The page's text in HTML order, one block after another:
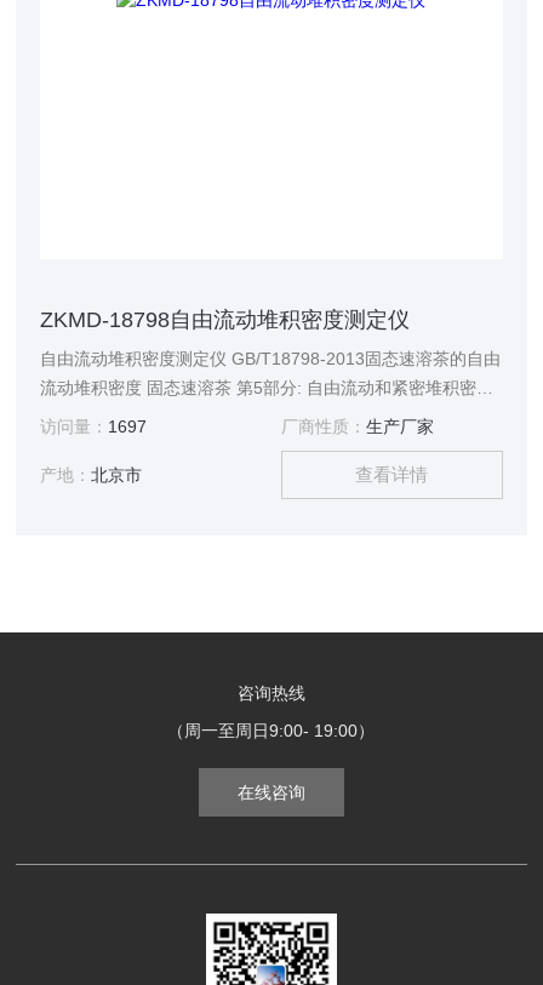
ZKMD-18798自由流动堆积密度测定仪
自由流动堆积密度测定仪 GB/T18798-2013固态速溶茶的自由
流动堆积密度 固态速溶茶 第5部分: 自由流动和紧密堆积密度
的测定； ISO6770：1982速溶茶 自由流动和紧密堆积密度的
一个容器后的质量与体积的比值， 原理： 自由流动堆积密度
把样品通过一个特定的漏斗注入到一个特定的已知体积和质量
访问量： 1697 厂商性质： 生产厂家
产地：北京市 查看详情
咨询热线
（周一至周日9:00- 19:00）
在线咨询